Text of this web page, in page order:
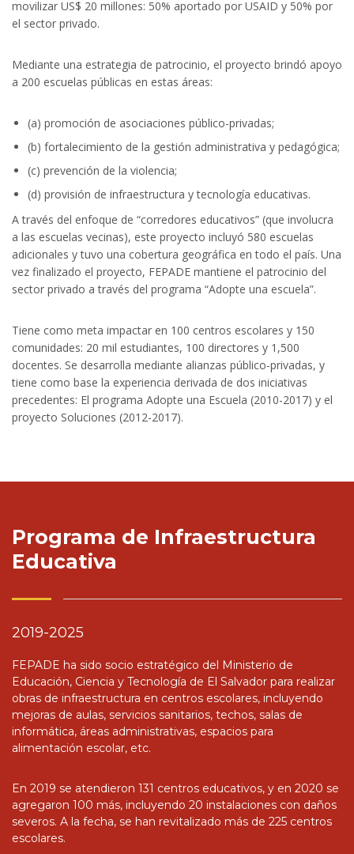
movilizar US$ 20 millones: 50% aportado por USAID y 50% por
el sector privado.
Mediante una estrategia de patrocinio, el proyecto brindó apoyo
a 200 escuelas públicas en estas áreas:
(a) promoción de asociaciones público-privadas;
(b) fortalecimiento de la gestión administrativa y pedagógica;
(c) prevención de la violencia;
(d) provisión de infraestructura y tecnología educativas.
A través del enfoque de “corredores educativos” (que involucra
a las escuelas vecinas), este proyecto incluyó 580 escuelas
adicionales y tuvo una cobertura geográfica en todo el país. Una
vez finalizado el proyecto, FEPADE mantiene el patrocinio del
sector privado a través del programa “Adopte una escuela”.
Tiene como meta impactar en 100 centros escolares y 150
comunidades: 20 mil estudiantes, 100 directores y 1,500
docentes. Se desarrolla mediante alianzas público-privadas, y
tiene como base la experiencia derivada de dos iniciativas
precedentes: El programa Adopte una Escuela (2010-2017) y el
proyecto Soluciones (2012-2017).
Programa de Infraestructura
Educativa
2019-2025
FEPADE ha sido socio estratégico del Ministerio de
Educación, Ciencia y Tecnología de El Salvador para realizar
obras de infraestructura en centros escolares, incluyendo
mejoras de aulas, servicios sanitarios, techos, salas de
informática, áreas administrativas, espacios para
alimentación escolar, etc.
En 2019 se atendieron 131 centros educativos, y en 2020 se
agregaron 100 más, incluyendo 20 instalaciones con daños
severos. A la fecha, se han revitalizado más de 225 centros
escolares.